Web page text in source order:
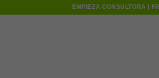
EMPIEZA CONSULTORA |